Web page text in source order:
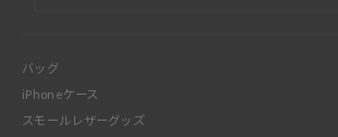
バッグ
iPhoneケース
スモールレザーグッズ